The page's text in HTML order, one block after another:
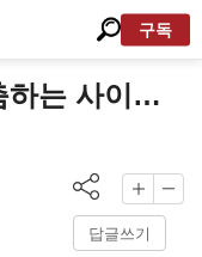
구독
하는 사이…
답글쓰기